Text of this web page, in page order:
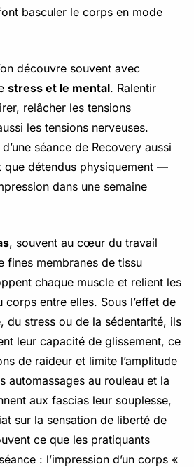
basculer le corps en mode
découvre souvent avec
stress et le mental. Ralentir
relâcher les tensions
les tensions nerveuses.
séance de Recovery aussi
que détendus physiquement —
dans une semaine
, souvent au cœur du travail
fines membranes de tissu
chaque muscle et relient les
entre elles. Sous l’effet de
du stress ou de la sédentarité, ils
leur capacité de glissement, ce
de raideur et limite l’amplitude
automassages au rouleau et la
aux fascias leur souplesse,
sur la sensation de liberté de
ce que les pratiquants
: l’impression d’un corps «